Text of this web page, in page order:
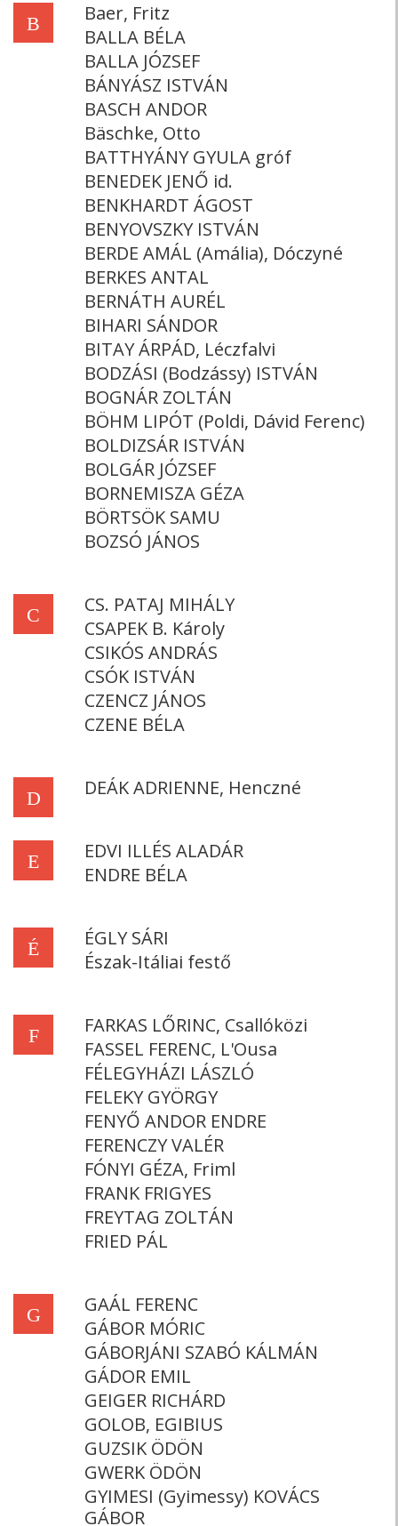
B
Baer, Fritz
BALLA BÉLA
BALLA JÓZSEF
BÁNYÁSZ ISTVÁN
BASCH ANDOR
Bäschke, Otto
BATTHYÁNY GYULA gróf
BENEDEK JENŐ id.
BENKHARDT ÁGOST
BENYOVSZKY ISTVÁN
BERDE AMÁL (Amália), Dóczyné
BERKES ANTAL
BERNÁTH AURÉL
BIHARI SÁNDOR
BITAY ÁRPÁD, Léczfalvi
BODZÁSI (Bodzássy) ISTVÁN
BOGNÁR ZOLTÁN
BÖHM LIPÓT (Poldi, Dávid Ferenc)
BOLDIZSÁR ISTVÁN
BOLGÁR JÓZSEF
BORNEMISZA GÉZA
BÖRTSÖK SAMU
BOZSÓ JÁNOS
C
CS. PATAJ MIHÁLY
CSAPEK B. Károly
CSIKÓS ANDRÁS
CSÓK ISTVÁN
CZENCZ JÁNOS
CZENE BÉLA
D DEÁK ADRIENNE, Henczné
E
EDVI ILLÉS ALADÁR
ENDRE BÉLA
É
ÉGLY SÁRI
Észak-Itáliai festő
F
FARKAS LŐRINC, Csallóközi
FASSEL FERENC, L'Ousa
FÉLEGYHÁZI LÁSZLÓ
FELEKY GYÖRGY
FENYŐ ANDOR ENDRE
FERENCZY VALÉR
FÓNYI GÉZA, Friml
FRANK FRIGYES
FREYTAG ZOLTÁN
FRIED PÁL
G
GAÁL FERENC
GÁBOR MÓRIC
GÁBORJÁNI SZABÓ KÁLMÁN
GÁDOR EMIL
GEIGER RICHÁRD
GOLOB, EGIBIUS
GUZSIK ÖDÖN
GWERK ÖDÖN
GYIMESI (Gyimessy) KOVÁCS
GÁBOR